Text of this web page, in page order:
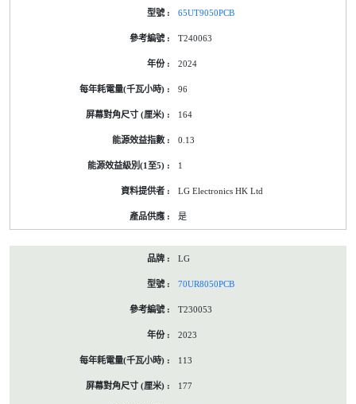
65UT9050PCB
T240063
2024
96
164
0.13
1
LG Electronics HK Ltd
是
LG
70UR8050PCB
T230053
2023
113
177